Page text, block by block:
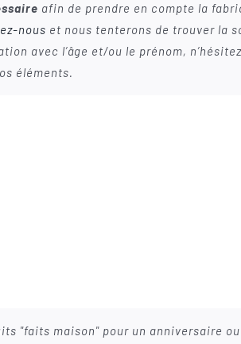
afin de prendre en compte la
nous et nous tenterons de trouver la
avec l’âge et/ou le prénom,
éléments.
"faits maison" pour un anniversaire